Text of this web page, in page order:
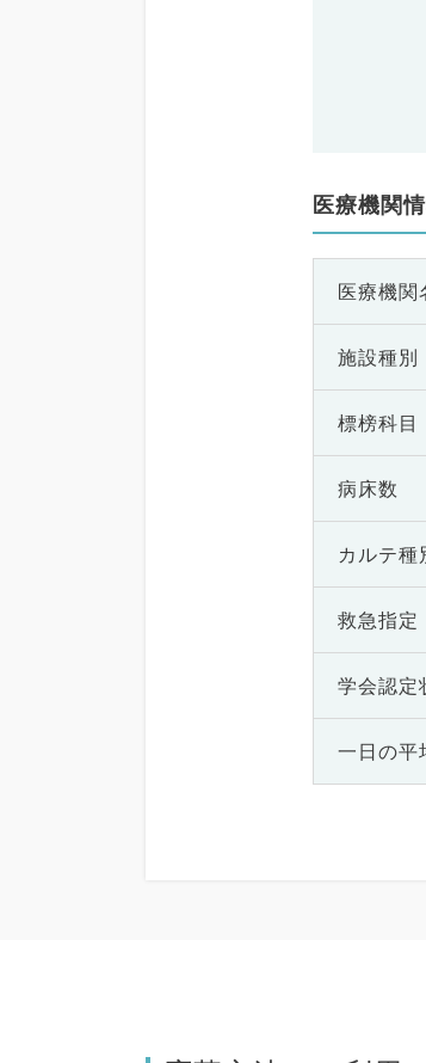
医療機関
医療機関
施設種別
標榜科目
病床数
カルテ種
救急指定
学会認定
一日の平